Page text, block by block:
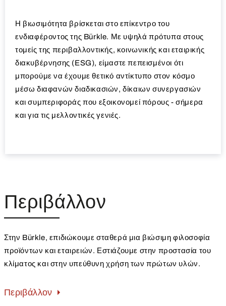
Η βιωσιμότητα βρίσκεται στο επίκεντρο του
ενδιαφέροντος της Bürkle. Με υψηλά πρότυπα στους
τομείς της περιβαλλοντικής, κοινωνικής και εταιρικής
διακυβέρνησης (ESG), είμαστε πεπεισμένοι ότι
μπορούμε να έχουμε θετικό αντίκτυπο στον κόσμο
μέσω διαφανών διαδικασιών, δίκαιων συνεργασιών
και συμπεριφοράς που εξοικονομεί πόρους - σήμερα
και για τις μελλοντικές γενιές.
Περιβάλλον
Στην Bürkle, επιδιώκουμε σταθερά μια βιώσιμη φιλοσοφία
προϊόντων και εταιρειών. Εστιάζουμε στην προστασία του
κλίματος και στην υπεύθυνη χρήση των πρώτων υλών.
Περιβάλλον